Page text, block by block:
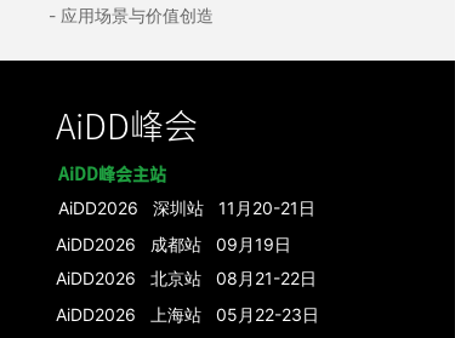
- 应用场景与价值创造
AiDD峰会
AiDD峰会主站
AiDD2026 北京站 08月21-22日
AiDD2026 上海站 05月22-23日
AiDD2026 深圳站 11月20-21日
AiDD2026 成都站 09月19日